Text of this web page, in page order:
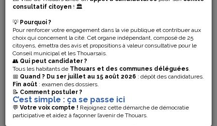
consultatif citoyen ! 🏛️
💡 Pourquoi ?
Pour renforcer votre engagement dans la vie publique et contribuer aux
choix qui concernent la cité. Cet organe indépendant, composé de 25
citoyens, émettra des avis et propositions à valeur consultative pour le
Conseil municipal et les Thouarsais.
👥 Qui peut candidater ?
Tous les habitants de Thouars et des communes déléguées.
📅 Quand ? Du 1er juillet au 15 août 2026 : dépôt des candidatures.
Fin août : examen des dossiers.
📝 Comment postuler ?
C’est simple : ça se passe ici
💬 Votre voix compte ! Rejoignez cette démarche de démocratie
participative et aidez à façonner l’avenir de Thouars.
MENU DE NAVIGATION...
FERMETURE
EXCEPTIONNELLE
DU MUSÉE
HENRI BARRÉ
Le musée sera exceptionnellement fermé